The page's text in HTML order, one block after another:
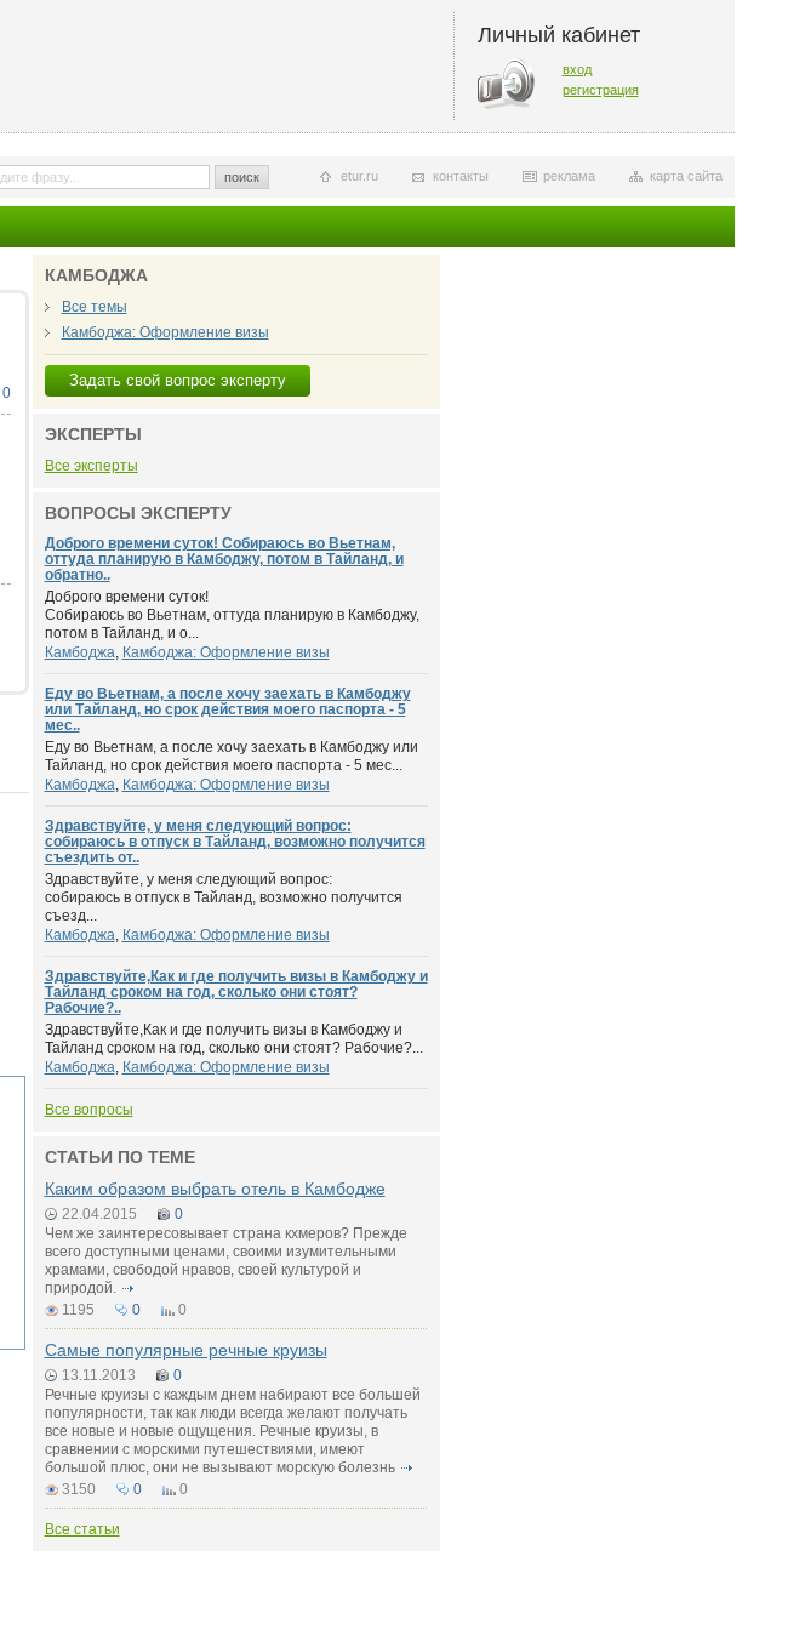
Личный кабинет
вход
регистрация
поиск карта сайта
реклама
контакты
etur.ru
0
КАМБОДЖА
Все темы
Камбоджа: Оформление визы
Задать свой вопрос эксперту
ЭКСПЕРТЫ
Все эксперты
ВОПРОСЫ ЭКСПЕРТУ
Доброго времени суток! Собираюсь во Вьетнам,
оттуда планирую в Камбоджу, потом в Тайланд, и
обратно..
Доброго времени суток!
Собираюсь во Вьетнам, оттуда планирую в Камбоджу,
потом в Тайланд, и о...
Камбоджа, Камбоджа: Оформление визы
Еду во Вьетнам, а после хочу заехать в Камбоджу
или Тайланд, но срок действия моего паспорта - 5
мес..
Еду во Вьетнам, а после хочу заехать в Камбоджу или
Тайланд, но срок действия моего паспорта - 5 мес...
Камбоджа, Камбоджа: Оформление визы
Здравствуйте, у меня следующий вопрос:
собираюсь в отпуск в Тайланд, возможно получится
съездить от..
Здравствуйте, у меня следующий вопрос:
собираюсь в отпуск в Тайланд, возможно получится
съезд...
Камбоджа, Камбоджа: Оформление визы
Здравствуйте,Как и где получить визы в Камбоджу и
Тайланд сроком на год, сколько они стоят?
Рабочие?..
Здравствуйте,Как и где получить визы в Камбоджу и
Тайланд сроком на год, сколько они стоят? Рабочие?...
Камбоджа, Камбоджа: Оформление визы
Все вопросы
СТАТЬИ ПО ТЕМЕ
Каким образом выбрать отель в Камбодже
22.04.2015
0
Чем же заинтересовывает страна кхмеров? Прежде
всего доступными ценами, своими изумительными
храмами, свободой нравов, своей культурой и
природой.
1195
0 0
Самые популярные речные круизы
13.11.2013
0
Речные круизы с каждым днем набирают все большей
популярности, так как люди всегда желают получать
все новые и новые ощущения. Речные круизы, в
сравнении с морскими путешествиями, имеют
большой плюс, они не вызывают морскую болезнь
3150
0 0
Все статьи